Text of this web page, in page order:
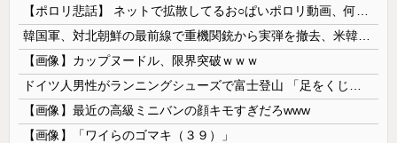
【画像】カップヌードル、限界突破ｗｗｗ
【画像】最近の高級ミニバンの顔キモすぎだろwww
【画像】「ワイらのゴマキ（３９）」